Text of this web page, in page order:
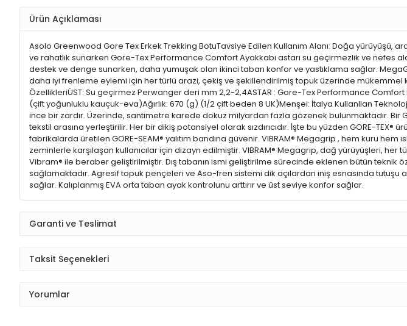
Ürün Açıklaması
Asolo Greenwood Gore Tex Erkek Trekking BotuTavsiye Edilen Kullanım Alanı: Doğa
ve rahatlık sunarken Gore-Tex Performance Comfort Ayakkabı astarı su geçirmezlik ve nefes
destek ve denge sunarken, daha yumuşak olan ikinci taban konfor ve yastıklama sağlar.
daha iyi frenleme eylemi için her türlü arazi, çekiş ve şekillendirilmiş topuk üzerinde
ÖzellikleriÜST: Su geçirmez Perwanger deri mm 2,2-2,4ASTAR : Gore-Tex Performance
(çift yoğunluklu kauçuk-eva)Ağırlık: 670 (g) (1/2 çift beden 8 UK)Menşei: İtalya KullanIlan
ince bir zardır. Üzerinde, santimetre karede dokuz milyardan fazla gözenek bulunmaktadır. Bir
tekstil arasına yerleştirilir. Her bir dikiş potansiyel olarak sızdırıcıdır. İşte bu yüzden GORE-
fabrikalarda üretilen GORE-SEAM® yalıtım bandına güvenir. VIBRAM® Megagrip , hem kuru
zeminlerle karşılaşan kullanıcılar için dizayn edilmiştir. VIBRAM® Megagrip, dağ yürüyüşleri,
Vibram® ile beraber geliştirilmiştir. Dış tabanın ismi geliştirilme sürecinde eklenen bütün teknik
sağlamaktadır. Agresif topuk pençeleri ve Aso-fren sistemi dik açılardan iniş esnasında tutuşu
sağlar. Kalıplanmış EVA orta taban ayak kontrolunu arttırır ve üst seviye konfor sağlar.
Garanti ve Teslimat
Taksit Seçenekleri
Yorumlar